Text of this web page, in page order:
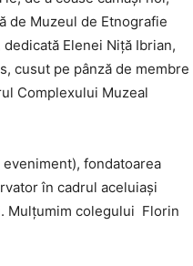
de Muzeul de Etnografie
Elenei Niță Ibrian,
cusut pe pânză de membre
Complexului Muzeal
fondatoarea
în cadrul aceluiași
Mulțumim colegului Florin